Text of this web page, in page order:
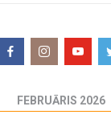
FEBRUĀRIS 2026